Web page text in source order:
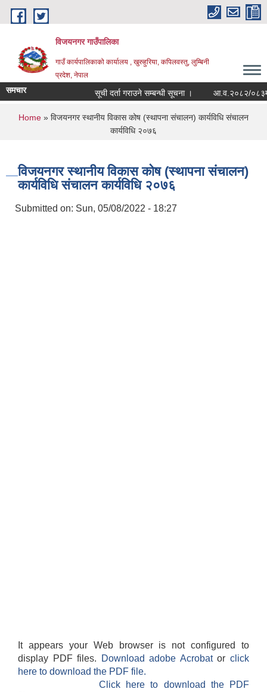
Skip to main content
विजयनगर गाउँपालिका
गाउँ कार्यपालिकाको कार्यालय , खुरुहुरिया, कपिलवस्तु, लुम्बिनी
प्रदेश, नेपाल
समचार सूची दर्ता गराउने सम्बन्धी सूचना । आ.व.२०८२/०८३मा
You are here
Home » विजयनगर स्थानीय विकास कोष (स्थापना संचालन) कार्यविधि संचालन
कार्यविधि २०७६
विजयनगर स्थानीय विकास कोष (स्थापना संचालन)
कार्यविधि संचालन कार्यविधि २०७६
Submitted on: Sun, 05/08/2022 - 18:27
It appears your Web browser is not configured to
display PDF files.
Download adobe Acrobatorclick
here to download the PDF file.
Click here to download the PDF